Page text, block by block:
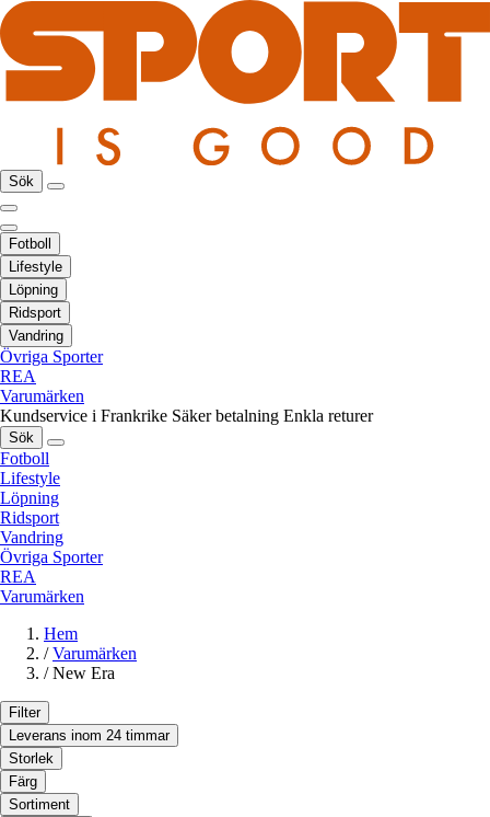
Sök
Fotboll
Lifestyle
Löpning
Ridsport
Vandring
Övriga Sporter
REA
Varumärken
Kundservice i Frankrike Säker betalning Enkla returer
Sök
Fotboll
Lifestyle
Löpning
Ridsport
Vandring
Övriga Sporter
REA
Varumärken
Hem
/ Varumärken
/ New Era
Filter
Leverans inom 24 timmar
Storlek
Färg
Sortiment